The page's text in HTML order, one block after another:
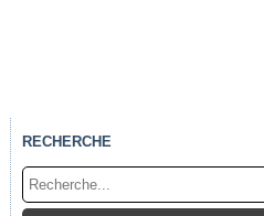
RECHERCHE